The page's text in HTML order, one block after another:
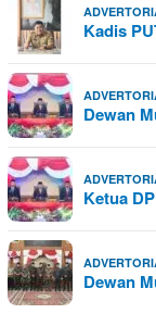
Kadis
Dewan
Ketua
Dewan